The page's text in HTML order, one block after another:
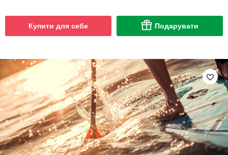
Купити для себе Подарувати